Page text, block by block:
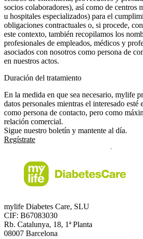
socios colaboradores), así como de centros
u hospitales especializados) para el
obligaciones contractuales o, si procede,
este contexto, también recopilamos los
profesionales de empleados, médicos y
asociados con nosotros como persona de
en nuestros actos.
Duración del tratamiento
En la medida en que sea necesario, mylife
datos personales mientras el interesado esté
como persona de contacto, pero como
relación comercial.
Sigue nuestro boletín y mantente al día.
Regístrate
mylife Diabetes Care, SLU
CIF: B67083030
Rb. Catalunya, 18, 1ª Planta
08007 Barcelona